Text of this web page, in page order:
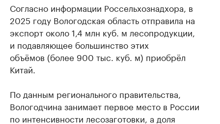
Согласно информации Россельхознадхора, в
2025 году Вологодская область отправила на
экспорт около 1,4 млн куб. м лесопродукции,
и подавляющее большинство этих
объёмов (более 900 тыс. куб. м) приобрёл
Китай.
По данным регионального правительства,
Вологодчина занимает первое место в России
по интенсивности лесозаготовки, а доля